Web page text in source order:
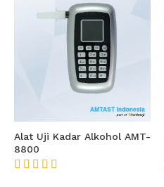
Alat Uji Kadar Alkohol AMT-
8800